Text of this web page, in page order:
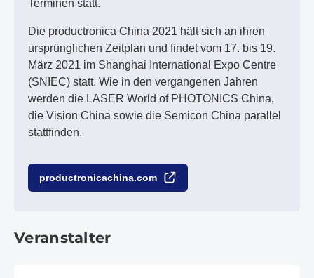
Terminen statt.
Die productronica China 2021 hält sich an ihren
ursprünglichen Zeitplan und findet vom 17. bis 19.
März 2021 im Shanghai International Expo Centre
(SNIEC) statt. Wie in den vergangenen Jahren
werden die LASER World of PHOTONICS China,
die Vision China sowie die Semicon China parallel
stattfinden.
productronicachina.com
Veranstalter